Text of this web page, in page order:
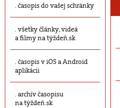
časopis do vašej schránky
všetky články, videá
a filmy na týždeň.sk
časopis v iOS a Android
aplikácii
archív časopisu
na týždeň.sk